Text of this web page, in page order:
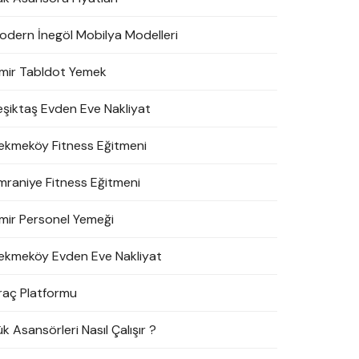
İnegöl Mobilya Modelleri
Tabldot Yemek
Evden Eve Nakliyat
Fitness Eğitmeni
Fitness Eğitmeni
Personel Yemeği
Evden Eve Nakliyat
Platformu
Asansörleri Nasıl Çalışır ?